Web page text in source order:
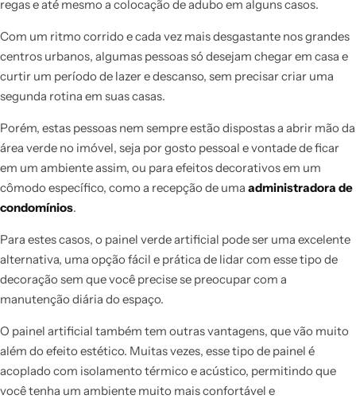
regas e até mesmo a colocação de adubo em alguns casos.
Com um ritmo corrido e cada vez mais desgastante nos grandes
centros urbanos, algumas pessoas só desejam chegar em casa e
curtir um período de lazer e descanso, sem precisar criar uma
segunda rotina em suas casas.
Porém, estas pessoas nem sempre estão dispostas a abrir mão da
área verde no imóvel, seja por gosto pessoal e vontade de ficar
em um ambiente assim, ou para efeitos decorativos em um
cômodo específico, como a recepção de uma administradora de
condomínios.
Para estes casos, o painel verde artificial pode ser uma excelente
alternativa, uma opção fácil e prática de lidar com esse tipo de
decoração sem que você precise se preocupar com a
manutenção diária do espaço.
O painel artificial também tem outras vantagens, que vão muito
além do efeito estético. Muitas vezes, esse tipo de painel é
acoplado com isolamento térmico e acústico, permitindo que
você tenha um ambiente muito mais confortável e